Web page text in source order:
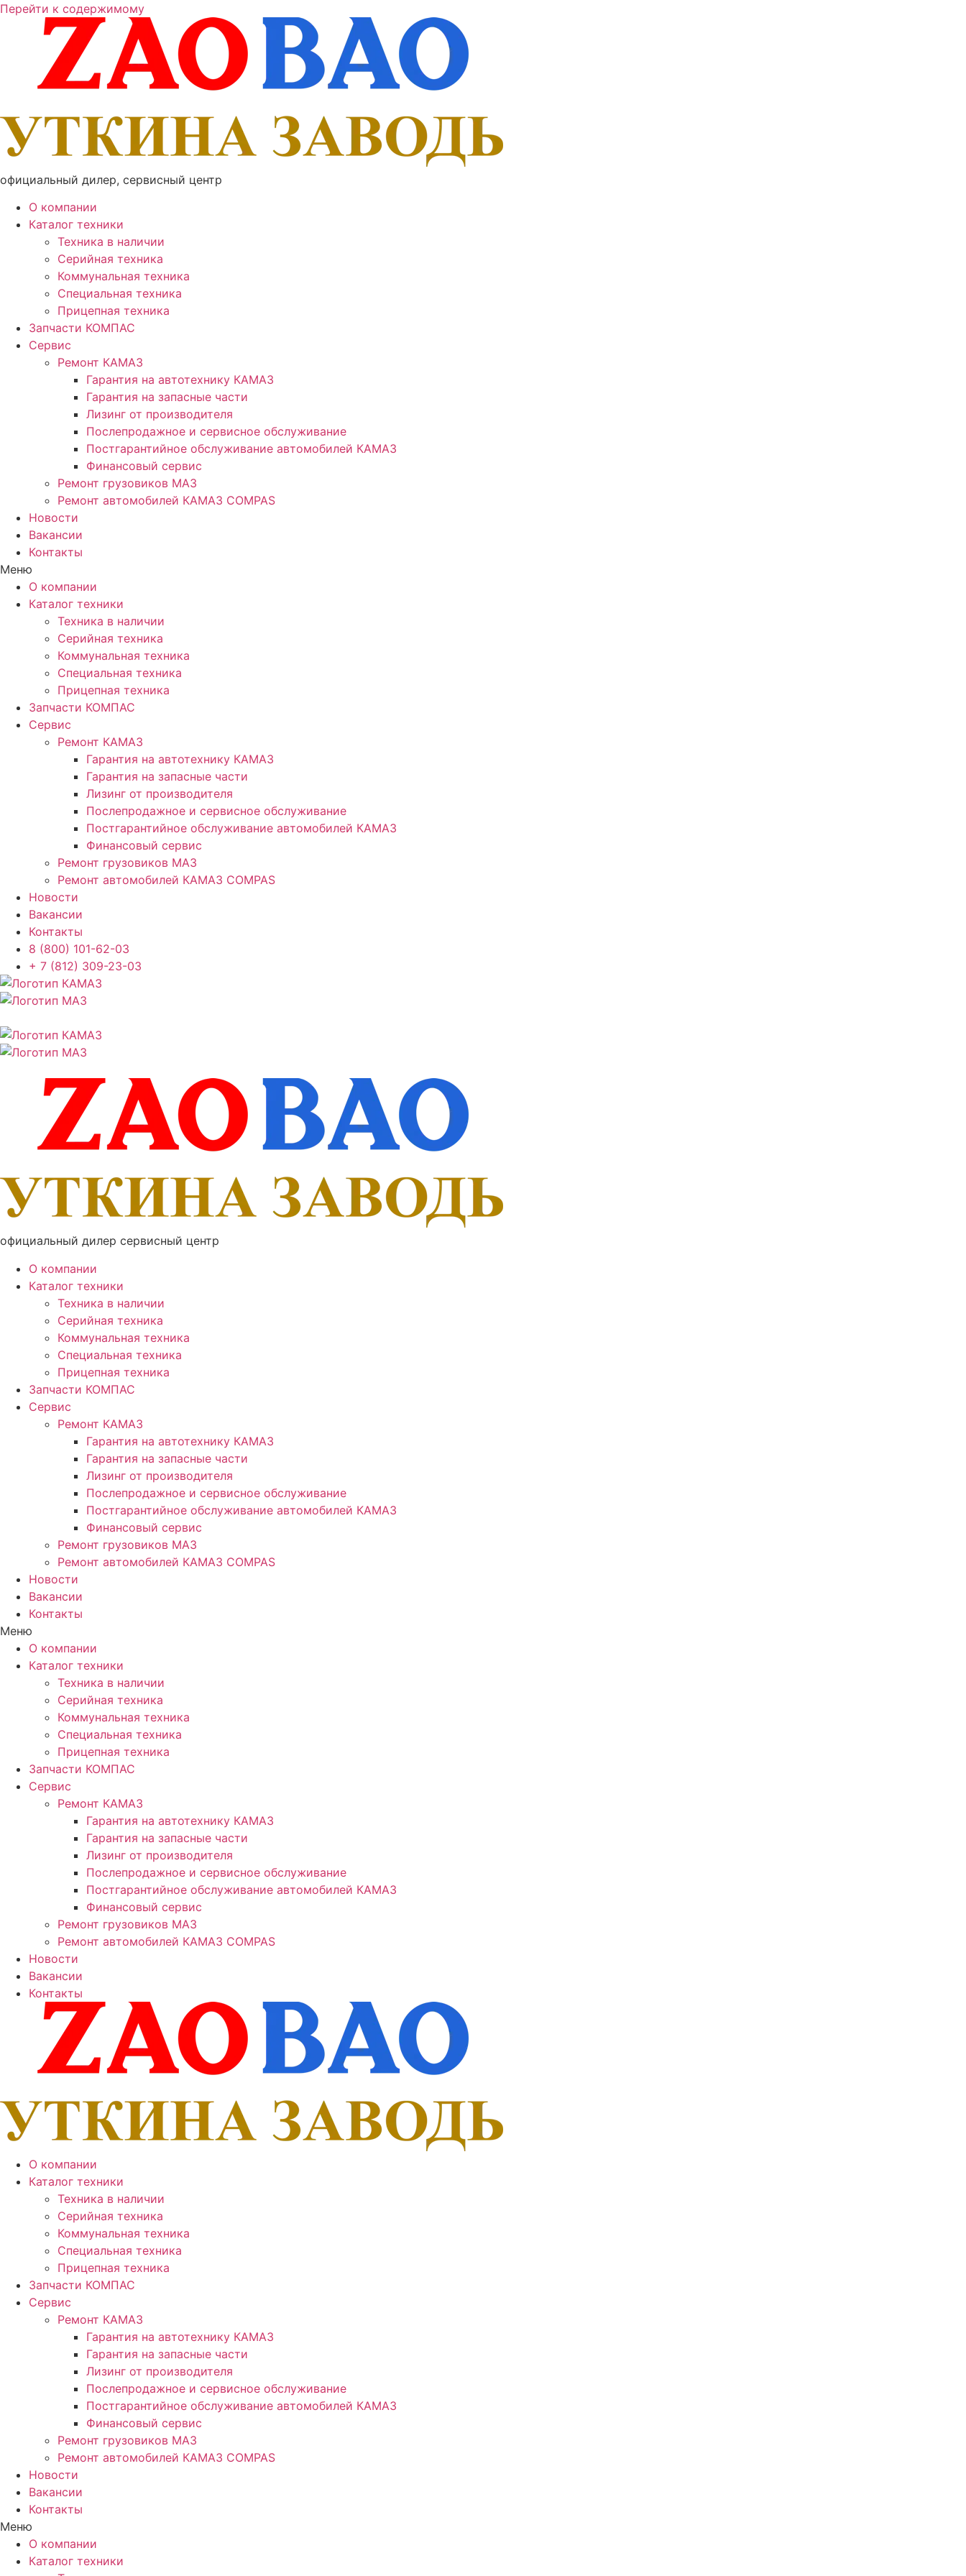
Перейти к содержимому
официальный дилер, сервисный центр
О компании
Каталог техники
Техника в наличии
Серийная техника
Коммунальная техника
Специальная техника
Прицепная техника
Запчасти КОМПАС
Сервис
Ремонт КАМАЗ
Гарантия на автотехнику КАМАЗ
Гарантия на запасные части
Лизинг от производителя
Послепродажное и сервисное обслуживание
Постгарантийное обслуживание автомобилей КАМАЗ
Финансовый сервис
Ремонт грузовиков МАЗ
Ремонт автомобилей КАМАЗ COMPAS
Новости
Вакансии
Контакты
Меню
О компании
Каталог техники
Техника в наличии
Серийная техника
Коммунальная техника
Специальная техника
Прицепная техника
Запчасти КОМПАС
Сервис
Ремонт КАМАЗ
Гарантия на автотехнику КАМАЗ
Гарантия на запасные части
Лизинг от производителя
Послепродажное и сервисное обслуживание
Постгарантийное обслуживание автомобилей КАМАЗ
Финансовый сервис
Ремонт грузовиков МАЗ
Ремонт автомобилей КАМАЗ COMPAS
Новости
Вакансии
Контакты
8 (800) 101-62-03
+ 7 (812) 309-23-03
официальный дилер сервисный центр
О компании
Каталог техники
Техника в наличии
Серийная техника
Коммунальная техника
Специальная техника
Прицепная техника
Запчасти КОМПАС
Сервис
Ремонт КАМАЗ
Гарантия на автотехнику КАМАЗ
Гарантия на запасные части
Лизинг от производителя
Послепродажное и сервисное обслуживание
Постгарантийное обслуживание автомобилей КАМАЗ
Финансовый сервис
Ремонт грузовиков МАЗ
Ремонт автомобилей КАМАЗ COMPAS
Новости
Вакансии
Контакты
Меню
О компании
Каталог техники
Техника в наличии
Серийная техника
Коммунальная техника
Специальная техника
Прицепная техника
Запчасти КОМПАС
Сервис
Ремонт КАМАЗ
Гарантия на автотехнику КАМАЗ
Гарантия на запасные части
Лизинг от производителя
Послепродажное и сервисное обслуживание
Постгарантийное обслуживание автомобилей КАМАЗ
Финансовый сервис
Ремонт грузовиков МАЗ
Ремонт автомобилей КАМАЗ COMPAS
Новости
Вакансии
Контакты
О компании
Каталог техники
Техника в наличии
Серийная техника
Коммунальная техника
Специальная техника
Прицепная техника
Запчасти КОМПАС
Сервис
Ремонт КАМАЗ
Гарантия на автотехнику КАМАЗ
Гарантия на запасные части
Лизинг от производителя
Послепродажное и сервисное обслуживание
Постгарантийное обслуживание автомобилей КАМАЗ
Финансовый сервис
Ремонт грузовиков МАЗ
Ремонт автомобилей КАМАЗ COMPAS
Новости
Вакансии
Контакты
Меню
О компании
Каталог техники